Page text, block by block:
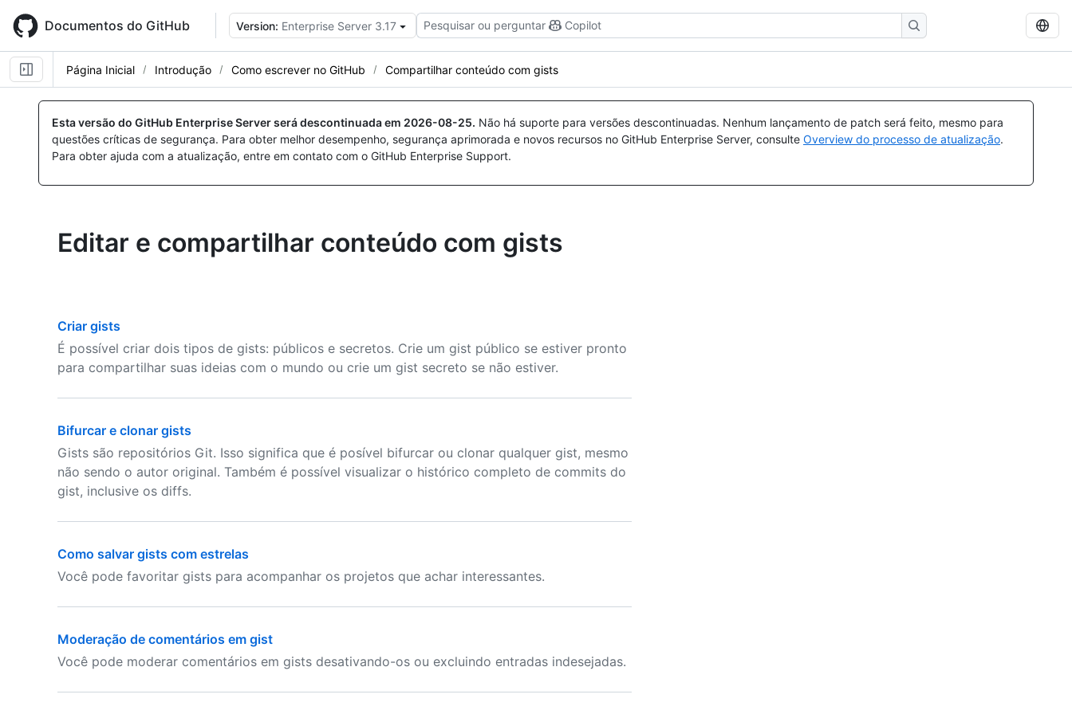
main
content
Documentos do GitHub Version: Enterprise Server 3.17 Pesquisar ou perguntar Copilot
Página Inicial Introdução Como escrever no GitHub Compartilhar conteúdo com gists
Esta versão do GitHub Enterprise Server será descontinuada em 2026-08-25. Não há suporte para versões descontinuadas. Nenhum lançamento de patch será feito, mesmo para
questões críticas de segurança. Para obter melhor desempenho, segurança aprimorada e novos recursos no GitHub Enterprise Server, consulte Overview do processo de atualização.
Para obter ajuda com a atualização, entre em contato com o GitHub Enterprise Support.
Editar e compartilhar conteúdo com gists
Criar gists
É possível criar dois tipos de gists: públicos e secretos. Crie um gist público se estiver pronto
para compartilhar suas ideias com o mundo ou crie um gist secreto se não estiver.
Bifurcar e clonar gists
Gists são repositórios Git. Isso significa que é posível bifurcar ou clonar qualquer gist, mesmo
não sendo o autor original. Também é possível visualizar o histórico completo de commits do
gist, inclusive os diffs.
Como salvar gists com estrelas
Você pode favoritar gists para acompanhar os projetos que achar interessantes.
Moderação de comentários em gist
Você pode moderar comentários em gists desativando-os ou excluindo entradas indesejadas.